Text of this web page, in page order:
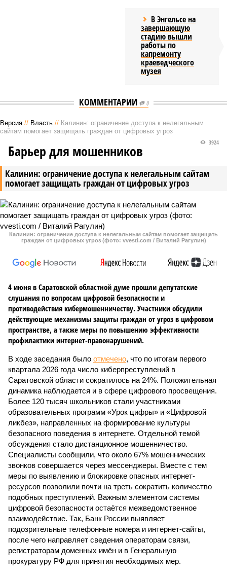
В Энгельсе на
завершающую
стадию вышли
работы по
капремонту
краеведческого
музея
КОММЕНТАРИИ 0
Версия // Власть // Калинин: ограничение доступа к нелегальным
сайтам помогает защищать граждан от цифровых угроз
Калинин: ограничение доступа к нелегальным сайтам
помогает защищать граждан от цифровых угроз
3924
Барьер для мошенников
Калинин: ограничение доступа к нелегальным сайтам помогает защищать
граждан от цифровых угроз (фото: vvesti.com / Виталий Рагулин)
4 июня в Саратовской областной думе прошли депутатские
слушания по вопросам цифровой безопасности и
противодействия кибермошенничеству. Участники обсудили
действующие механизмы защиты граждан от угроз в цифровом
пространстве, а также меры по повышению эффективности
профилактики интернет-правонарушений.
В ходе заседания было отмечено, что по итогам первого
квартала 2026 года число киберпреступлений в
Саратовской области сократилось на 24%. Положительная
динамика наблюдается и в сфере цифрового просвещения.
Более 120 тысяч школьников стали участниками
образовательных программ «Урок цифры» и «Цифровой
ликбез», направленных на формирование культуры
безопасного поведения в интернете. Отдельной темой
обсуждения стало дистанционное мошенничество.
Специалисты сообщили, что около 67% мошеннических
звонков совершается через мессенджеры. Вместе с тем
меры по выявлению и блокировке опасных интернет-
ресурсов позволили почти на треть сократить количество
подобных преступлений. Важным элементом системы
цифровой безопасности остаётся межведомственное
взаимодействие. Так, Банк России выявляет
подозрительные телефонные номера и интернет-сайты,
после чего направляет сведения операторам связи,
регистраторам доменных имён и в Генеральную
прокуратуру РФ для принятия необходимых мер.